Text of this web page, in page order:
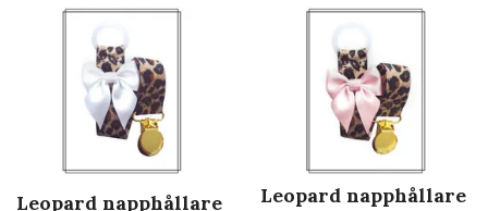
Leopard napphållare
Leopard napphållare